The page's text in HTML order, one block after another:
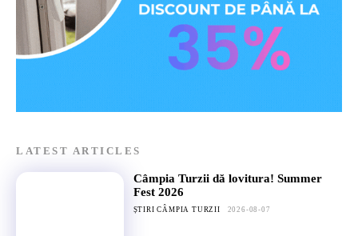
LATEST ARTICLES
Câmpia Turzii dă lovitura! Summer
Fest 2026
ȘTIRI CÂMPIA TURZII 2026-08-07